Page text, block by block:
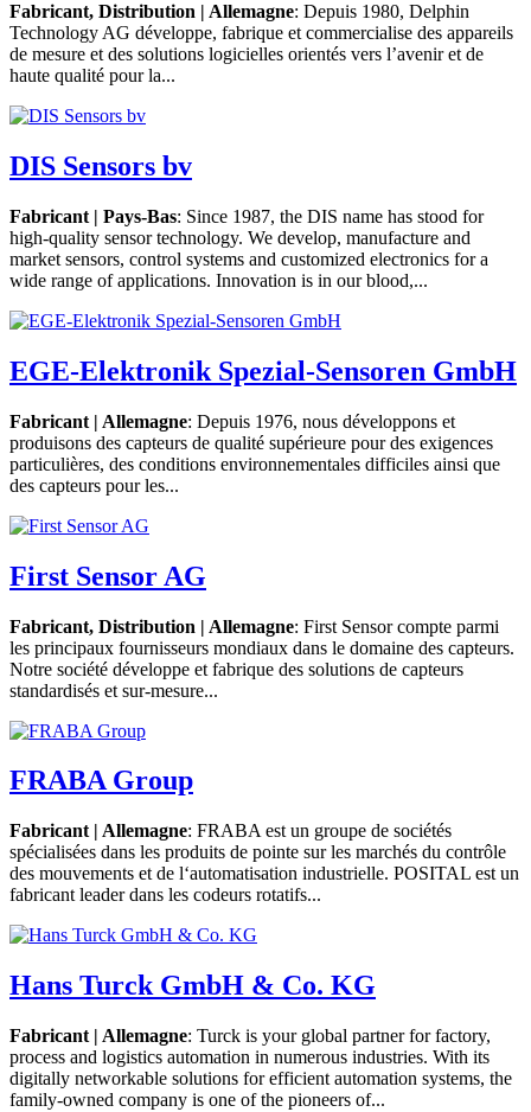
Fabricant, Distribution | Allemagne: Depuis 1980, Delphin
Technology AG développe, fabrique et commercialise des appareils
de mesure et des solutions logicielles orientés vers l’avenir et de
haute qualité pour la...
DIS Sensors bv
Fabricant | Pays-Bas: Since 1987, the DIS name has stood for
high-quality sensor technology. We develop, manufacture and
market sensors, control systems and customized electronics for a
wide range of applications. Innovation is in our blood,...
EGE-Elektronik Spezial-Sensoren GmbH
Fabricant | Allemagne: Depuis 1976, nous développons et
produisons des capteurs de qualité supérieure pour des exigences
particulières, des conditions environnementales difficiles ainsi que
des capteurs pour les...
First Sensor AG
Fabricant, Distribution | Allemagne: First Sensor compte parmi
les principaux fournisseurs mondiaux dans le domaine des capteurs.
Notre société développe et fabrique des solutions de capteurs
standardisés et sur-mesure...
FRABA Group
Fabricant | Allemagne: FRABA est un groupe de sociétés
spécialisées dans les produits de pointe sur les marchés du contrôle
des mouvements et de l‘automatisation industrielle. POSITAL est un
fabricant leader dans les codeurs rotatifs...
Hans Turck GmbH & Co. KG
Fabricant | Allemagne: Turck is your global partner for factory,
process and logistics automation in numerous industries. With its
digitally networkable solutions for efficient automation systems, the
family-owned company is one of the pioneers of...